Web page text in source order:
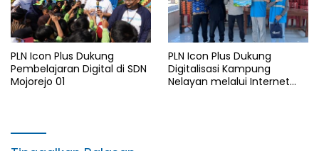
PLN Icon Plus Dukung
Pembelajaran Digital di SDN
Mojorejo 01
PLN Icon Plus Dukung
Digitalisasi Kampung
Nelayan melalui Internet